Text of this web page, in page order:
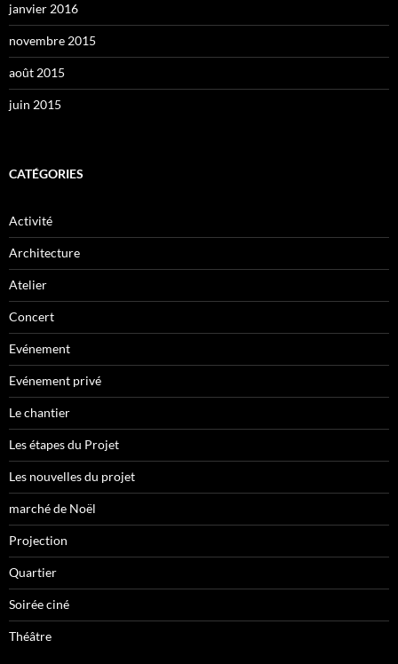
janvier 2016
novembre 2015
août 2015
juin 2015
CATÉGORIES
Activité
Architecture
Atelier
Concert
Evénement
Evénement privé
Le chantier
Les étapes du Projet
Les nouvelles du projet
marché de Noël
Projection
Quartier
Soirée ciné
Théâtre